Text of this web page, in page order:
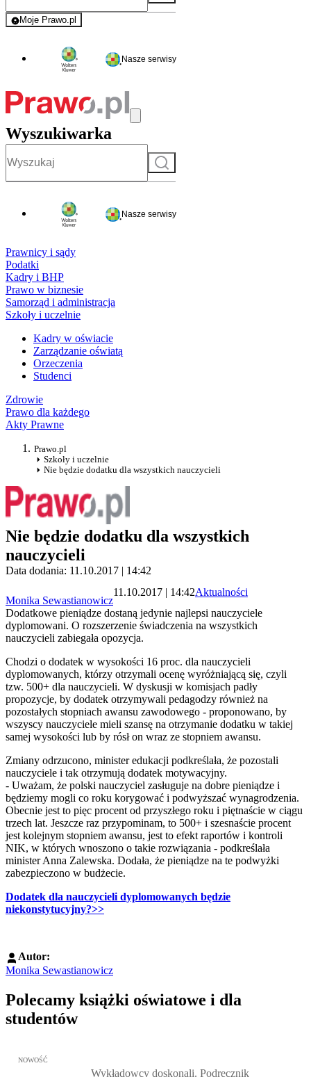
Moje Prawo.pl
- rejestracja i logowanie do serwisu
Nasze serwisy
Wyszukiwarka
Szukaj
Nasze serwisy
Prawnicy i sądy
Podatki
Kadry i BHP
Prawo w biznesie
Samorząd i administracja
Szkoły i uczelnie
Kadry w oświacie
Zarządzanie oświatą
Orzeczenia
Studenci
Zdrowie
Prawo dla każdego
Akty Prawne
Prawo.pl
Szkoły i uczelnie
Nie będzie dodatku dla wszystkich nauczycieli
Nie będzie dodatku dla wszystkich
nauczycieli
Data dodania: 11.10.2017 | 14:42
Monika Sewastianowicz
11.10.2017 | 14:42Aktualności
Dodatkowe pieniądze dostaną jedynie najlepsi nauczyciele
dyplomowani. O rozszerzenie świadczenia na wszystkich
nauczycieli zabiegała opozycja.
Chodzi o dodatek w wysokości 16 proc. dla nauczycieli
dyplomowanych, którzy otrzymali ocenę wyróżniającą się, czyli
tzw. 500+ dla nauczycieli. W dyskusji w komisjach padły
propozycje, by dodatek otrzymywali pedagodzy również na
pozostałych stopniach awansu zawodowego - proponowano, by
wszyscy nauczyciele mieli szansę na otrzymanie dodatku w takiej
samej wysokości lub by rósł on wraz ze stopniem awansu.
Zmiany odrzucono, minister edukacji podkreślała, że pozostali
nauczyciele i tak otrzymują dodatek motywacyjny.
- Uważam, że polski nauczyciel zasługuje na dobre pieniądze i
będziemy mogli co roku korygować i podwyższać wynagrodzenia.
Obecnie jest to pięc procent od przyszłego roku i piętnaście w ciągu
trzech lat. Jeszcze raz przypominam, to 500+ i szesnaście procent
jest kolejnym stopniem awansu, jest to efekt raportów i kontroli
NIK, w których wnoszono o takie rozwiązania - podkreślała
minister Anna Zalewska. Dodała, że pieniądze na te podwyżki
zabezpieczono w budżecie.
Dodatek dla nauczycieli dyplomowanych będzie
niekonstytucyjny?>>
Autor:
Monika Sewastianowicz
Polecamy książki oświatowe i dla
studentów
Przejdź do: Wykładowcy doskonali. Podręcznik nauczycieli
NOWOŚĆ
Wykładowcy doskonali. Podręcznik